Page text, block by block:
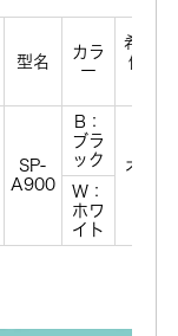
型名
カラ
ー
希望小
価格(
SP-
A900
B：
ブラ
ック
オープ
W：
ホワ
イト